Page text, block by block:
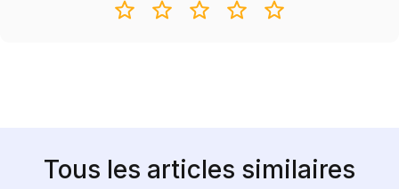
Tous les articles similaires